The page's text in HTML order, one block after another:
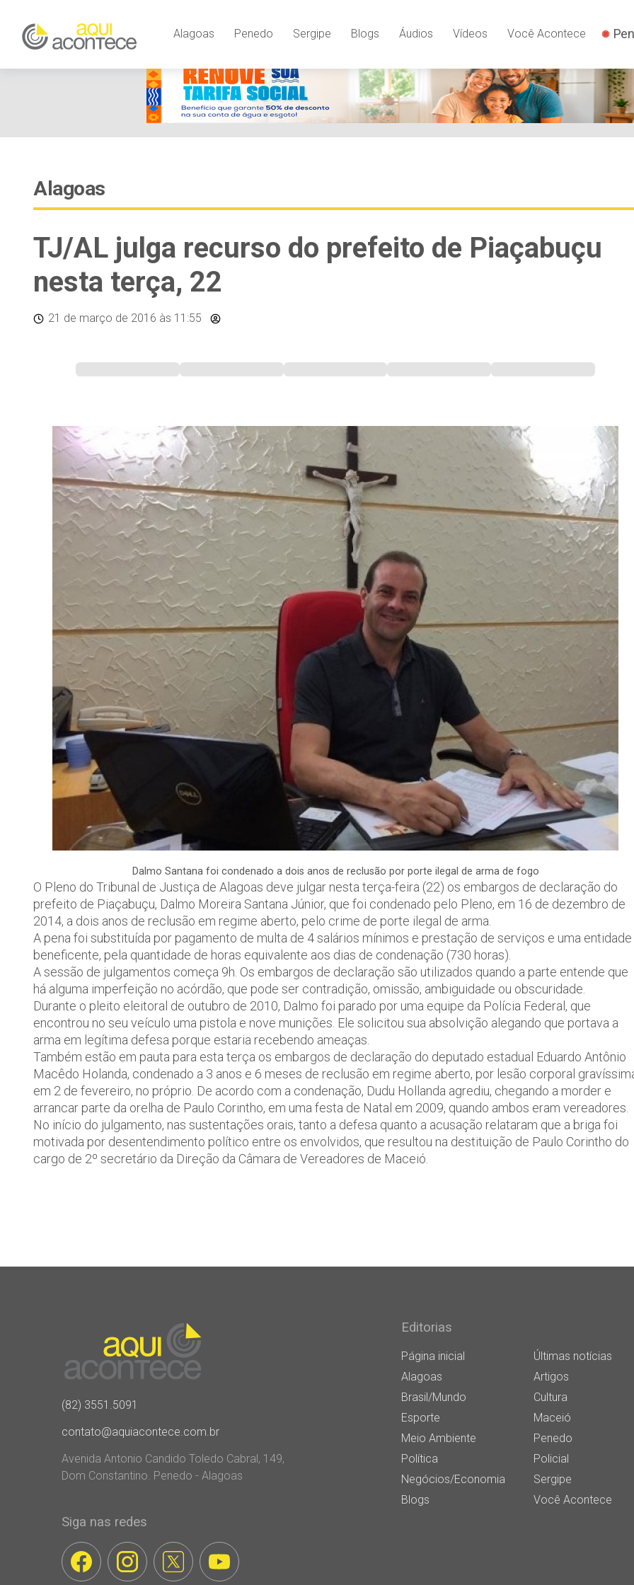
Alagoas Penedo Sergipe Blogs Áudios Vídeos Você Acontece
Alagoas
TJ/AL julga recurso do prefeito de Piaçabuçu
nesta terça, 22
21 de março de 2016 às 11:55
Dalmo Santana foi condenado a dois anos de reclusão por porte ilegal de arma de fogo
O Pleno do Tribunal de Justiça de Alagoas deve julgar nesta terça-feira (22) os embargos de declaração do
prefeito de Piaçabuçu, Dalmo Moreira Santana Júnior, que foi condenado pelo Pleno, em 16 de dezembro de
2014, a dois anos de reclusão em regime aberto, pelo crime de porte ilegal de arma.
A pena foi substituída por pagamento de multa de 4 salários mínimos e prestação de serviços e uma entidade
beneficente, pela quantidade de horas equivalente aos dias de condenação (730 horas).
A sessão de julgamentos começa 9h. Os embargos de declaração são utilizados quando a parte entende que
há alguma imperfeição no acórdão, que pode ser contradição, omissão, ambiguidade ou obscuridade.
Durante o pleito eleitoral de outubro de 2010, Dalmo foi parado por uma equipe da Polícia Federal, que
encontrou no seu veículo uma pistola e nove munições. Ele solicitou sua absolvição alegando que portava a
arma em legítima defesa porque estaria recebendo ameaças.
Também estão em pauta para esta terça os embargos de declaração do deputado estadual Eduardo Antônio
Macêdo Holanda, condenado a 3 anos e 6 meses de reclusão em regime aberto, por lesão corporal
em 2 de fevereiro, no próprio. De acordo com a condenação, Dudu Hollanda agrediu, chegando a morder e
arrancar parte da orelha de Paulo Corintho, em uma festa de Natal em 2009, quando ambos eram vereadores.
No início do julgamento, nas sustentações orais, tanto a defesa quanto a acusação relataram que a briga foi
motivada por desentendimento político entre os envolvidos, que resultou na destituição de Paulo Corintho do
cargo de 2º secretário da Direção da Câmara de Vereadores de Maceió.
(82) 3551.5091
contato@aquiacontece.com.br
Avenida Antonio Candido Toledo Cabral, 149,
Dom Constantino. Penedo - Alagoas
Siga nas redes
Editorias
Página inicial
Últimas notícias
Alagoas
Artigos
Brasil/Mundo
Cultura
Esporte
Maceió
Meio Ambiente
Penedo
Política
Policial
Negócios/Economia
Sergipe
Blogs
Você Acontece